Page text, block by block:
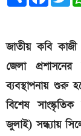
জাতীয় কবি
জেলা
ব্যবস্থাপনায় শুরু
বিশেষ
জুলাই) সন্ধ্যায়